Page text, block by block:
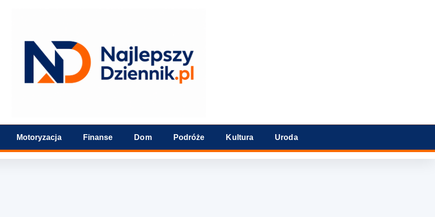
Motoryzacja Finanse Dom Podróże Kultura Uroda